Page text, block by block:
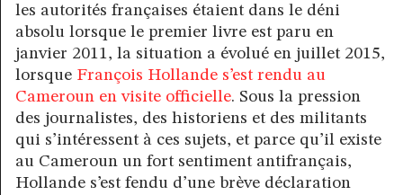
les autorités françaises étaient dans le déni
absolu lorsque le premier livre est paru en
janvier 2011, la situation a évolué en juillet 2015,
lorsque François Hollande s’est rendu au
Cameroun en visite officielle. Sous la pression
des journalistes, des historiens et des militants
qui s’intéressent à ces sujets, et parce qu’il existe
au Cameroun un fort sentiment antifrançais,
Hollande s’est fendu d’une brève déclaration